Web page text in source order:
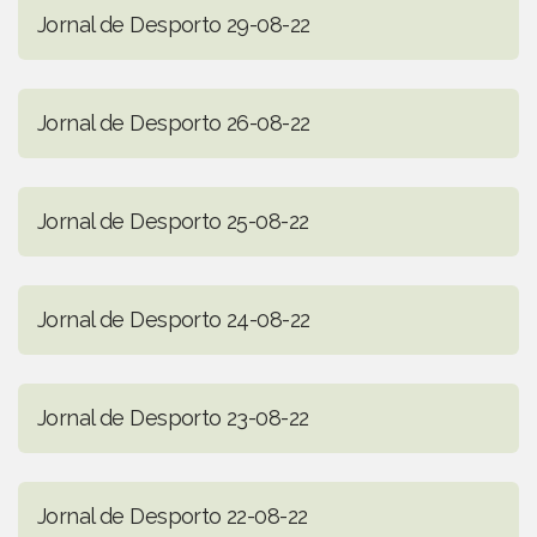
Jornal de Desporto 29-08-22
Jornal de Desporto 26-08-22
Jornal de Desporto 25-08-22
Jornal de Desporto 24-08-22
Jornal de Desporto 23-08-22
Jornal de Desporto 22-08-22